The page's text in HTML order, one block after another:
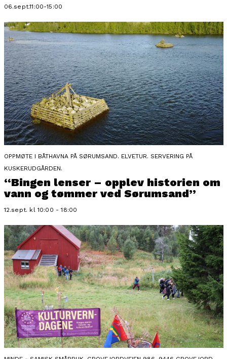
06.sept.11:00-15:00
OPPMØTE I BÅTHAVNA PÅ SØRUMSAND. ELVETUR. SERVERING PÅ
KUSKERUDGÅRDEN.
“Bingen lenser – opplev historien om
vann og tømmer ved Sørumsand”
12.sept. kl 10:00 - 18:00